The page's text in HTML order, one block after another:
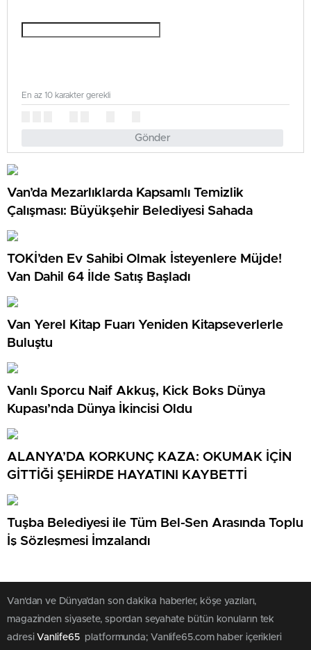
Gönder
En az 10 karakter gerekli
Van’da Mezarlıklarda Kapsamlı Temizlik
Çalışması: Büyükşehir Belediyesi Sahada
TOKİ’den Ev Sahibi Olmak İsteyenlere Müjde!
Van Dahil 64 İlde Satış Başladı
Van Yerel Kitap Fuarı Yeniden Kitapseverlerle
Buluştu
Vanlı Sporcu Naif Akkuş, Kick Boks Dünya
Kupası’nda Dünya İkincisi Oldu
ALANYA’DA KORKUNÇ KAZA: OKUMAK İÇİN
GİTTİĞİ ŞEHİRDE HAYATINI KAYBETTİ
Tuşba Belediyesi ile Tüm Bel-Sen Arasında Toplu
İş Sözleşmesi İmzalandı
Van'dan ve Dünya’dan son dakika haberler, köşe yazıları,
magazinden siyasete, spordan seyahate bütün konuların tek
adresi Vanlife65 platformunda; Vanlife65.com haber içerikleri